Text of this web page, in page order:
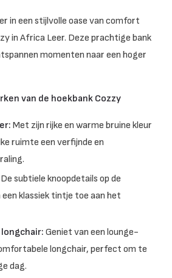
in een stijlvolle oase van comfort
in Africa Leer. Deze prachtige bank
momenten naar een hoger
van de hoekbank Cozzy
Met zijn rijke en warme bruine kleur
ruimte een verfijnde en
De subtiele knoopdetails op de
klassiek tintje toe aan het
Geniet van een lounge-
longchair, perfect om te
dag.